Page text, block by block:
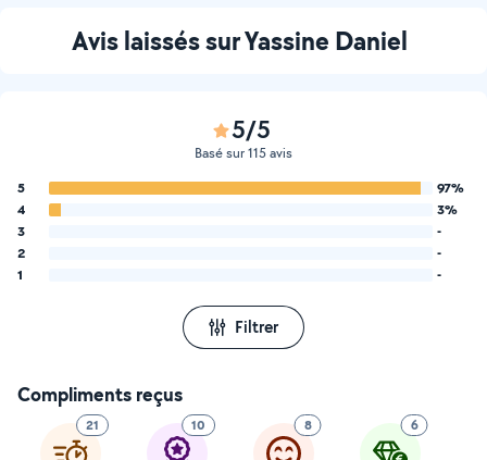
Avis laissés sur Yassine Daniel
5/5
Basé sur 115 avis
5
97%
4
3%
3
-
2
-
1
-
Filtrer
Compliments reçus
21 10 8 6